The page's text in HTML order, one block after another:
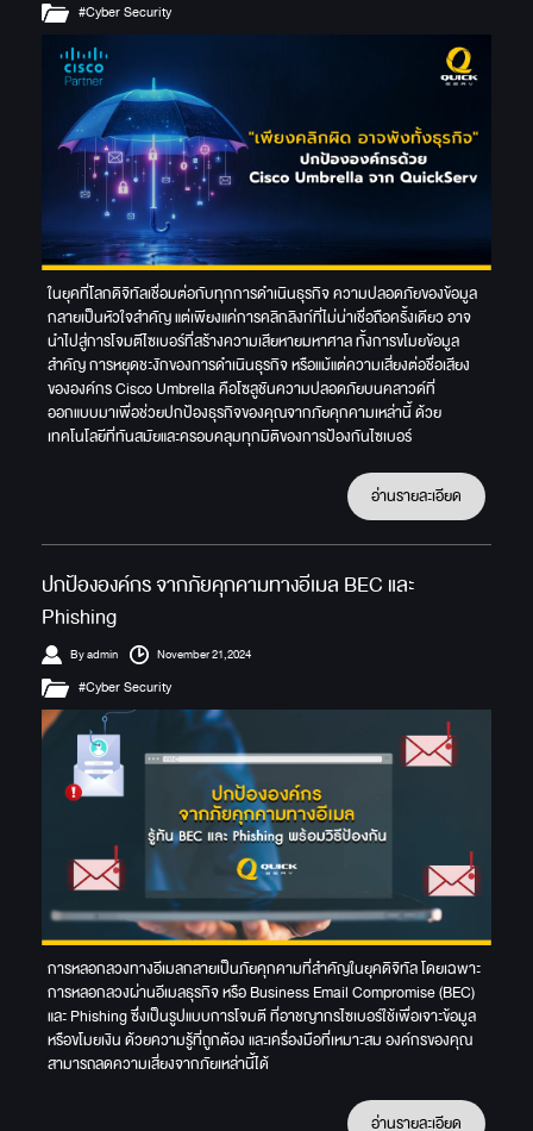
#Cyber Security
ในยุคที่โลกดิจิทัลเชื่อมต่อกับทุกการดำเนินธุรกิจ ความปลอดภัยของข้อมูล
กลายเป็นหัวใจสำคัญ แต่เพียงแค่การคลิกลิงก์ที่ไม่น่าเชื่อถือครั้งเดียว อาจ
นำไปสู่การโจมตีไซเบอร์ที่สร้างความเสียหายมหาศาล ทั้งการขโมยข้อมูล
สำคัญ การหยุดชะงักของการดำเนินธุรกิจ หรือแม้แต่ความเสี่ยงต่อชื่อเสียง
ขององค์กร Cisco Umbrella คือโซลูชันความปลอดภัยบนคลาวด์ที่
ออกแบบมาเพื่อช่วยปกป้องธุรกิจของคุณจากภัยคุกคามเหล่านี้ ด้วย
เทคโนโลยีที่ทันสมัยและครอบคลุมทุกมิติของการป้องกันไซเบอร์
อ่านรายละเอียด
ปกป้ององค์กร จากภัยคุกคามทางอีเมล BEC และ
Phishing
By admin November 21,2024
#Cyber Security
การหลอกลวงทางอีเมลกลายเป็นภัยคุกคามที่สำคัญในยุคดิจิทัล โดยเฉพาะ
การหลอกลวงผ่านอีเมลธุรกิจ หรือ Business Email Compromise (BEC)
และ Phishing ซึ่งเป็นรูปแบบการโจมตี ที่อาชญากรไซเบอร์ใช้เพื่อเจาะข้อมูล
หรือขโมยเงิน ด้วยความรู้ที่ถูกต้อง และเครื่องมือที่เหมาะสม องค์กรของคุณ
สามารถลดความเสี่ยงจากภัยเหล่านี้ได้
อ่านรายละเอียด